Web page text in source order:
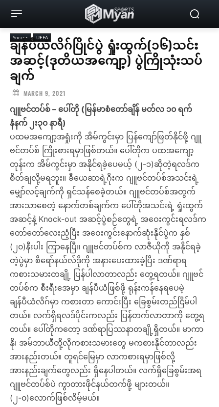
Soccer UEFA
ချန်ပီယံလိဂ်ပြိုင်ပွဲ ရှုံးထွက်(၁၆)သင်း
အဆင့်(ဒုတိယအကျော့) ပွဲကြိုသုံးသပ်
ချက်
MARCH 9, 2021
ဂျူဗင်တပ်စ် – ပေါ်တို (မြန်မာစံတော်ချိန် မတ်လ ၁၀ ရက်
နံနက် ၂း၃၀ နာရီ)
ပထမအကျော့အရှုံးကို အိမ်ကွင်းမှာ ပြန်ကျော်ဖြတ်နိုင်ဖို့ ဂျူ
ဗင်တပ်စ် ကြိုးစားရမှာဖြစ်တယ်။ ပေါ်တိုက ပထအကျော့
တုန်းက အိမ်ကွင်းမှာ အနိုင်ရခဲ့ပေမယ့် (၂-၁)ဆိုတဲ့ရလဒ်က
စိတ်ချလို့မရဘူး။ ခီယေဆာရဲ့ဂိုးက ဂျူဗင်တပ်စ်အသင်းရဲ့
မျှော်လင့်ချက်ကို ရှင်သန်စေခဲ့တယ်။ ဂျူဗင်တပ်စ်အတွက်
အားသာစေတဲ့ နောက်တစ်ချက်က ပေါ်တိုအသင်းရဲ့ ရှုံးထွက်
အဆင့်နဲ့ Knock-out အဆင့်ပွဲစဉ်တွေရဲ့ အဝေးကွင်းရလဒ်က
တော်တော်လေးညံ့ပြီး အဝေးကွင်းနောက်ဆုံးနိုင်ပွဲက နှစ်
(၂၀)နီးပါး ကြာနေပြီ။ ဂျူဗင်တပ်စ်က လာဇီယိုကို အနိုင်ရခဲ့
တဲ့ပွဲမှာ စီရော်နယ်လ်ဒိုကို အနားပေးထားခဲ့ပြီး ဒဏ်ရာရ
ကစားသမားတချို့ ပြန်ပါလာတာလည်း တွေ့ရတယ်။ ဂျူဗင်
တပ်စ်က စီးရီးအေမှာ ချန်ပီယံဖြစ်ဖို့ ရုန်းကန်နေရပေမဲ့
ချန်ပီယံလိဂ်မှာ ကစားတာ ကောင်းပြီး ခြေစွမ်းတည်ငြိမ်ပါ
တယ်။ လက်ရှိရလဒ်ပိုင်းကလည်း ပြန်တက်လာတာကို တွေ့ရ
တယ်။ ပေါ်တိုကတော့ ဒဏ်ရာပြဿနာတချို့ရှိတယ်။ မာကာ
နို၊ အမ်ဘာယီတို့လိုကစားသမားတွေ မကစားနိုင်တာလည်း
အားနည်းတယ်။ တူရင်မြေမှာ လာကစားရမှာဖြစ်လို့
အားနည်းချက်တွေလည်း ရှိနေပါတယ်။ လက်ရှိခြေစွမ်းအရ
ဂျူဗင်တပ်စ်ပဲ ကွာတားဖိုင်နယ်တက်ဖို့ များတယ်။
(၂-၀)လောက်ဖြစ်လိမ့်မယ်။